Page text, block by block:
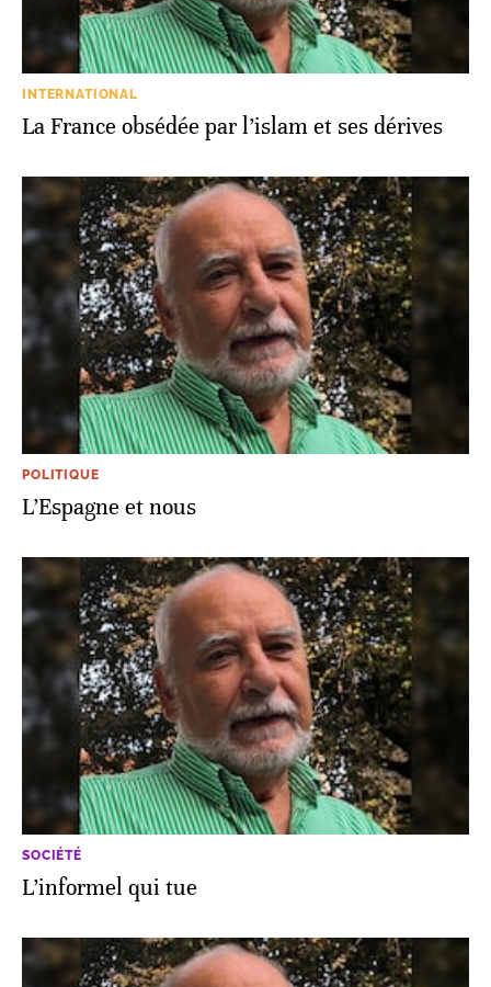
INTERNATIONAL
La France obsédée par l’islam et ses dérives
POLITIQUE
L’Espagne et nous
SOCIÉTÉ
L’informel qui tue